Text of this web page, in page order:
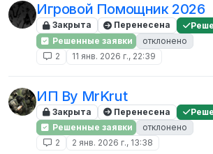
Игровой Помощник 2026
Закрыта Перенесена
Решенные заявки
отклонено
2
11 янв. 2026 г., 22:39
ИП By MrKrut
Закрыта Перенесена
Решенные заявки
отклонено
2
2 янв. 2026 г., 13:38